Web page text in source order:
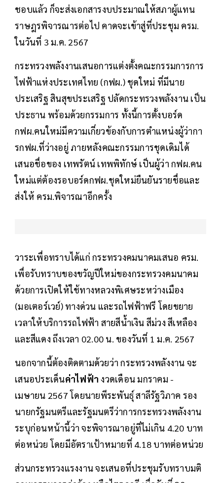
ชอบแล้ว ก็จะส่งเอกสารงบประมาณให้สภาผู้แทน
ราษฎรพิจารณารต่อไป คาดจะเข้าสู่ที่ประชุม ครม.
ในวันที่ 3 ม.ค. 2567
กระทรวงพลังงานเสนอการแต่งตั้งคณะกรรมการการ
ไฟฟ้าแห่งประเทศไทย (กฟผ.) ชุดใหม่ ที่มีนาย
ประเสริฐ สินสุขประเสริฐ ปลัดกระทรวงพลังงาน เป็น
ประธาน พร้อมด้วยกรรมการ ทั้งนี้การตั้งบอร์ด
กฟผ.คนใหม่มีความเกี่ยวข้องกับการตำแหน่งผู้ว่ากา
รกฟผ.ที่ว่างอยู่ ภายหลังคณะกรรมการชุดเดิมได้
เสนอชื่อของ เทพรัตน์ เทพพิทักษ์ เป็นผู้ว่า กฟผ.คน
ใหม่แต่ต้องรอบอร์ดกฟผ.ชุดใหม่ยืนยันรายชื่อและ
ส่งให้ ครม.พิจารณาอีกครั้ง
วาระเพื่อทราบได้แก่ กระทรวงคมนาคมเสนอ ครม.
เพื่อรับทราบของขวัญปีใหม่ของกระทรวงคมนาคม
ด้วยการเปิดให้ใช้ทางหลวงพิเศษระหว่างเมือง
(มอเตอร์เวย์) ทางด่วน และรถไฟฟ้าฟรี โดยขยาย
เวลาให้บริการรถไฟฟ้า สายสีน้ำเงิน สีม่วง สีเหลือง
และสีแดง ถึงเวลา 02.00 น. ของวันที่ 1 ม.ค. 2567
นอกจากนี้ต้องติดตามด้วยว่า กระทรวงพลังงาน จะ
เสนอประเด็นค่าไฟฟ้า งวดเดือน มกราคม -
เมษายน 2567 โดยนายพีระพันธุ์ สาลีรัฐวิภาค รอง
นายกรัฐมนตรีและรัฐมนตรีว่าการกระทรวงพลังงาน
ระบุก่อนหน้านี้ว่า จะพิจารณาอยู่ที่ไม่เกิน 4.20 บาท
ต่อหน่วย โดยมีอัตราเป้าหมายที่ 4.18 บาทต่อหน่วย
ส่วนกระทรวงแรงงาน จะเสนอที่ประชุมรับทราบมติ